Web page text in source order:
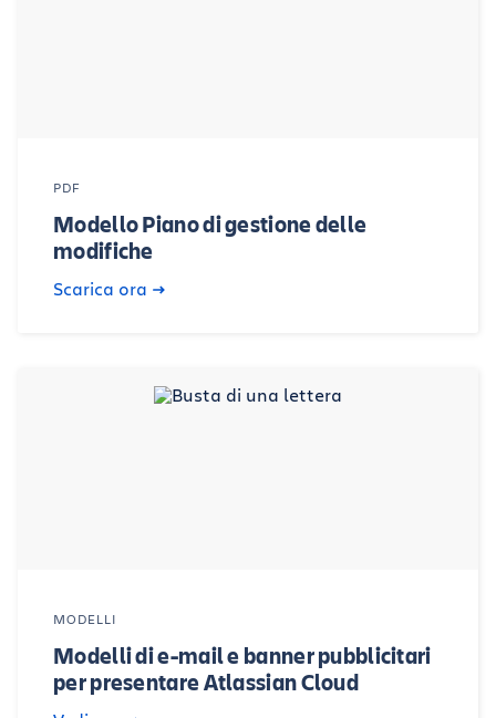
PDF
Modello Piano di gestione delle
modifiche
Scarica ora
MODELLI
Modelli di e-mail e banner pubblicitari
per presentare Atlassian Cloud